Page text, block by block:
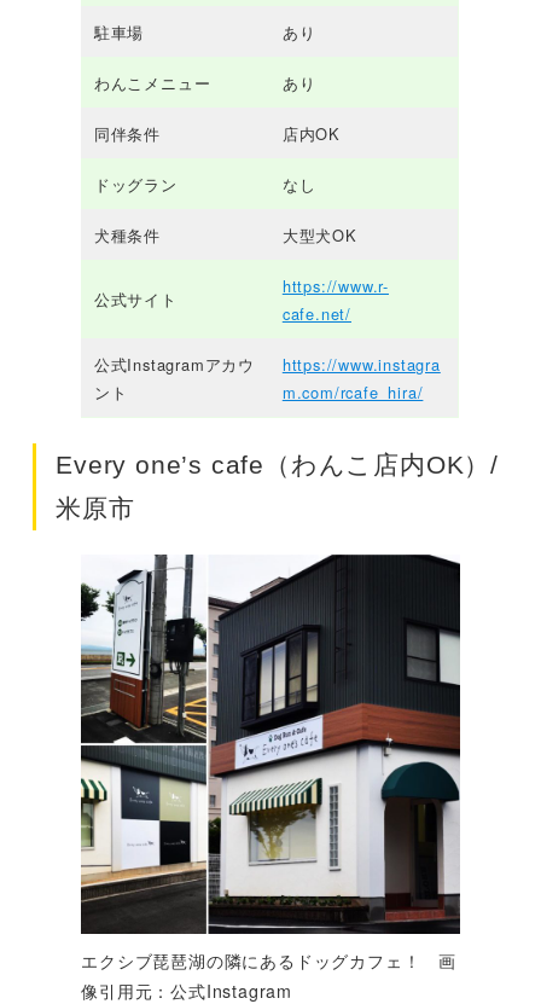
駐車場 あり
わんこメニュー あり
同伴条件 店内OK
ドッグラン なし
犬種条件 大型犬OK
公式サイト
https://www.r-
cafe.net/
公式Instagramアカウ
ント
https://www.instagra
m.com/rcafe_hira/
Every one’s cafe（わんこ店内OK）/
米原市
エクシブ琵琶湖の隣にあるドッグカフェ！ 画
像引用元：公式Instagram